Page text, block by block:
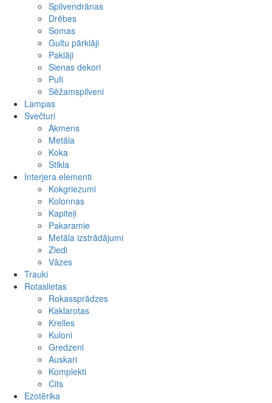
Spilvendrānas
Drēbes
Somas
Gultu pārklāji
Paklāji
Sienas dekori
Pufi
Sēžamspilveni
Lampas
Svečturi
Akmens
Metāla
Koka
Stikla
Interjera elementi
Kokgriezumi
Kolonnas
Kapiteļi
Pakaramie
Metāla izstrādājumi
Ziedi
Vāzes
Trauki
Rotaslietas
Rokassprādzes
Kaklarotas
Krelles
Kuloni
Gredzeni
Auskari
Komplekti
Cits
Ezotērika